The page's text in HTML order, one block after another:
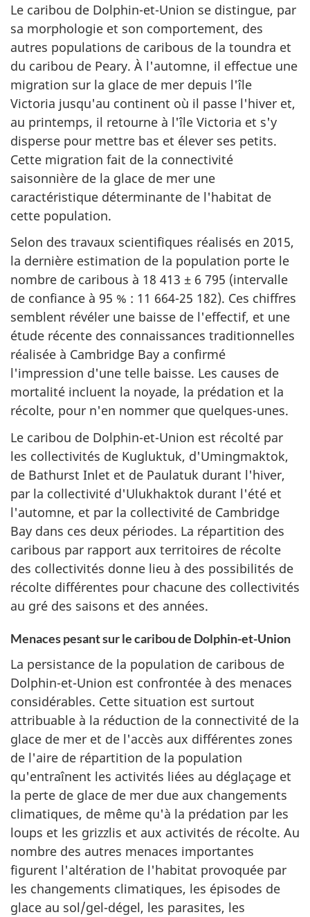
Le caribou de Dolphin-et-Union se distingue, par
sa morphologie et son comportement, des
autres populations de caribous de la toundra et
du caribou de Peary. À l'automne, il effectue une
migration sur la glace de mer depuis l'île
Victoria jusqu'au continent où il passe l'hiver et,
au printemps, il retourne à l'île Victoria et s'y
disperse pour mettre bas et élever ses petits.
Cette migration fait de la connectivité
saisonnière de la glace de mer une
caractéristique déterminante de l'habitat de
cette population.
Selon des travaux scientifiques réalisés en 2015,
la dernière estimation de la population porte le
nombre de caribous à 18 413 ± 6 795 (intervalle
de confiance à 95 % : 11 664-25 182). Ces chiffres
semblent révéler une baisse de l'effectif, et une
étude récente des connaissances traditionnelles
réalisée à Cambridge Bay a confirmé
l'impression d'une telle baisse. Les causes de
mortalité incluent la noyade, la prédation et la
récolte, pour n'en nommer que quelques-unes.
Le caribou de Dolphin-et-Union est récolté par
les collectivités de Kugluktuk, d'Umingmaktok,
de Bathurst Inlet et de Paulatuk durant l'hiver,
par la collectivité d'Ulukhaktok durant l'été et
l'automne, et par la collectivité de Cambridge
Bay dans ces deux périodes. La répartition des
caribous par rapport aux territoires de récolte
des collectivités donne lieu à des possibilités de
récolte différentes pour chacune des collectivités
au gré des saisons et des années.
Menaces pesant sur le caribou de Dolphin-et-Union
La persistance de la population de caribous de
Dolphin-et-Union est confrontée à des menaces
considérables. Cette situation est surtout
attribuable à la réduction de la connectivité de la
glace de mer et de l'accès aux différentes zones
de l'aire de répartition de la population
qu'entraînent les activités liées au déglaçage et
la perte de glace de mer due aux changements
climatiques, de même qu'à la prédation par les
loups et les grizzlis et aux activités de récolte. Au
nombre des autres menaces importantes
figurent l'altération de l'habitat provoquée par
les changements climatiques, les épisodes de
glace au sol/gel-dégel, les parasites, les